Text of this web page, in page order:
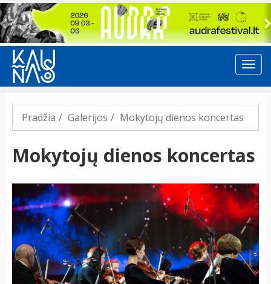
Previous
Pradžia Galerijos Mokytojų dienos koncertas
Mokytojų dienos koncertas